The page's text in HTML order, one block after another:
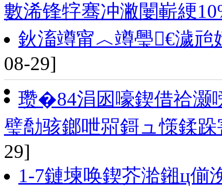
數浠锋牸骞冲潎闄嶄綆
鈥滀竴甯︿竴璺€濊
08-29]
瓒�84涓囦嚎鍥借祫灏
璧勪骇鎯呭喌鎶ュ憡鍒
29]
1-7鏈堜唤鍥芥湁鎺ц偂